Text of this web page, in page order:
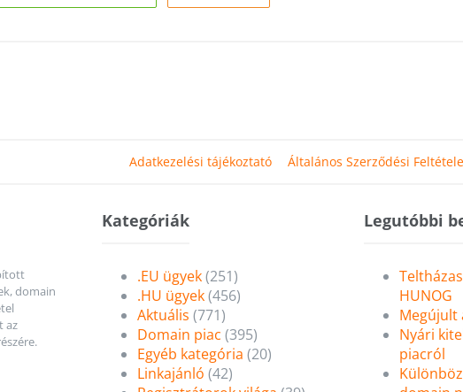
Adatkezelési tájékoztató Általános Szerződési
domain
az
Kategóriák
.EU ügyek(251)
.HU ügyek(456)
Aktuális (771)
Domain piac (395)
Egyéb kategória (20)
Linkajánló (42)
Legutóbbi
HUNOG
Megújult
Nyári
piacról